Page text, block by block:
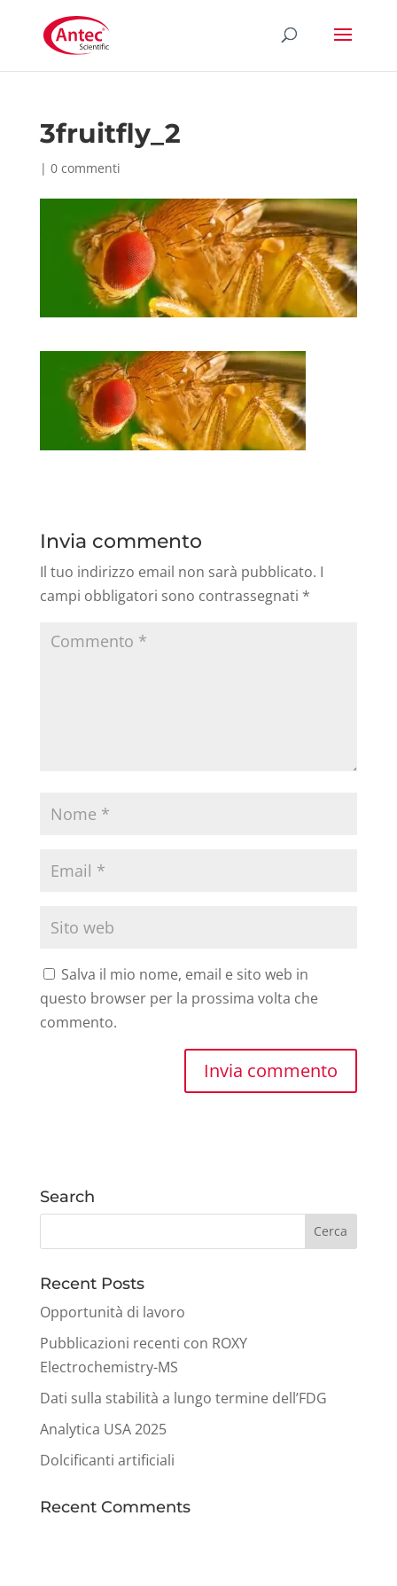
3fruitfly_2
| 0 commenti
Invia commento
Il tuo indirizzo email non sarà pubblicato. I
campi obbligatori sono contrassegnati *
Salva il mio nome, email e sito web in
questo browser per la prossima volta che
commento.
Search
Recent Posts
Opportunità di lavoro
Pubblicazioni recenti con ROXY
Electrochemistry-MS
Dati sulla stabilità a lungo termine dell’FDG
Analytica USA 2025
Dolcificanti artificiali
Recent Comments